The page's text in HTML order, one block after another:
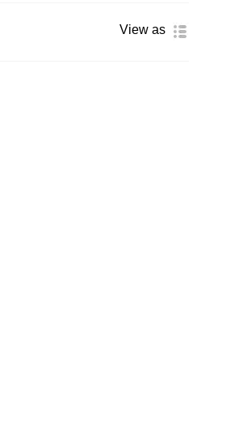
View as